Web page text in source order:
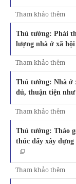
Tham khảo thêm
Thủ tướng: Phải
lượng nhà ở xã hội
Tham khảo thêm
Thủ tướng: Nhà ở
đủ, thuận tiện
Tham khảo thêm
Thủ tướng: Tháo
thúc đẩy xây
Tham khảo thêm